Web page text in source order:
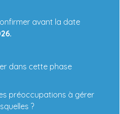
avant la date
dans cette phase
préoccupations à gérer
?